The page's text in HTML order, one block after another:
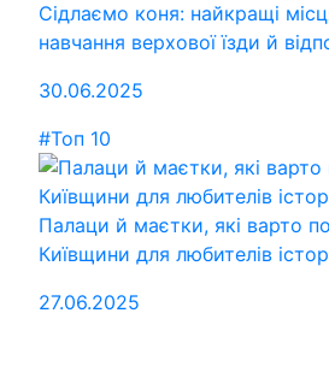
Сідлаємо коня: найкращі
навчання верхової їзди й
30.06.2025
#Топ 10
Палаци й маєтки, які варто
Київщини для любителів
27.06.2025